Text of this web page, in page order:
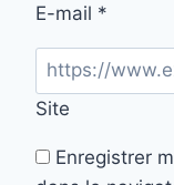
E-mail *
Site
Enregistrer